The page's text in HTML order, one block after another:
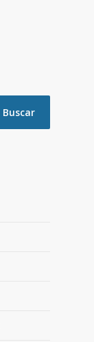
Buscar